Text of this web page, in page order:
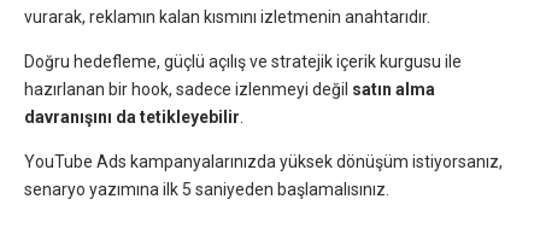
vurarak, reklamın kalan kısmını izletmenin anahtarıdır.
Doğru hedefleme, güçlü açılış ve stratejik içerik kurgusu ile
hazırlanan bir hook, sadece izlenmeyi değil satın alma
davranışını da tetikleyebilir
YouTube Ads kampanyalarınızda yüksek dönüşüm istiyorsanız,
senaryo yazımına ilk 5 saniyeden başlamalısınız.